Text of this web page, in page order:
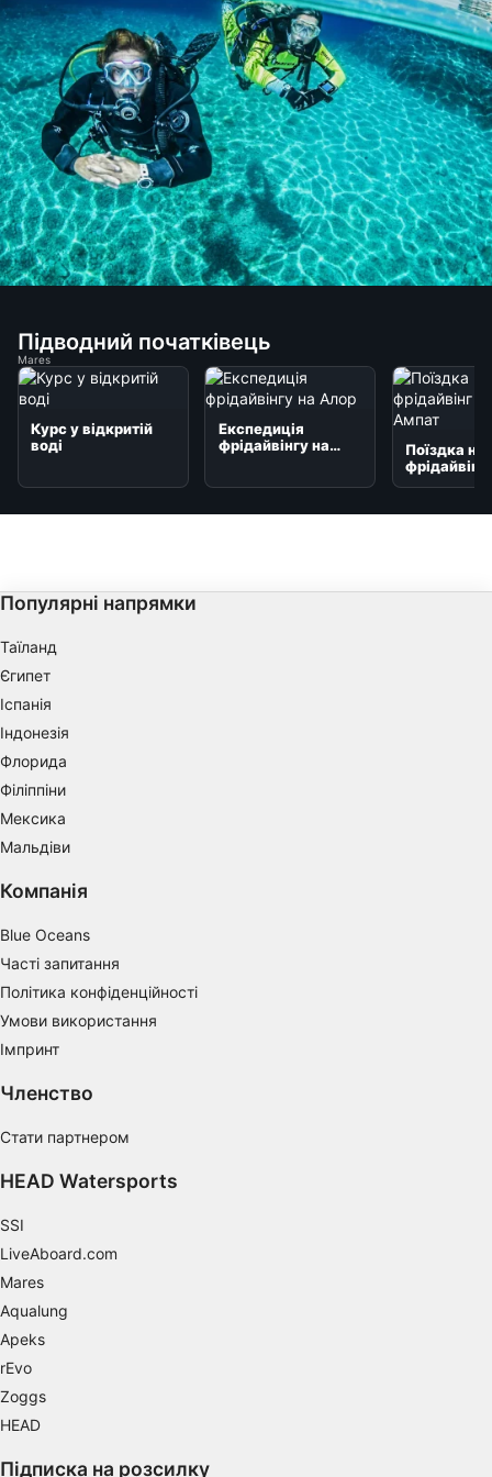
Підводний початківець
Mares
Курс у відкритій
воді
Експедиція
фрідайвінгу на
Поїздка на
фрідайвінг
Популярні напрямки
Таїланд
Єгипет
Іспанія
Індонезія
Флорида
Філіппіни
Мексика
Мальдіви
Компанія
Blue Oceans
Часті запитання
Політика конфіденційності
Умови використання
Імпринт
Членство
Стати партнером
HEAD Watersports
SSI
LiveAboard.com
Mares
Aqualung
Apeks
rEvo
Zoggs
HEAD
Підписка на розсилку